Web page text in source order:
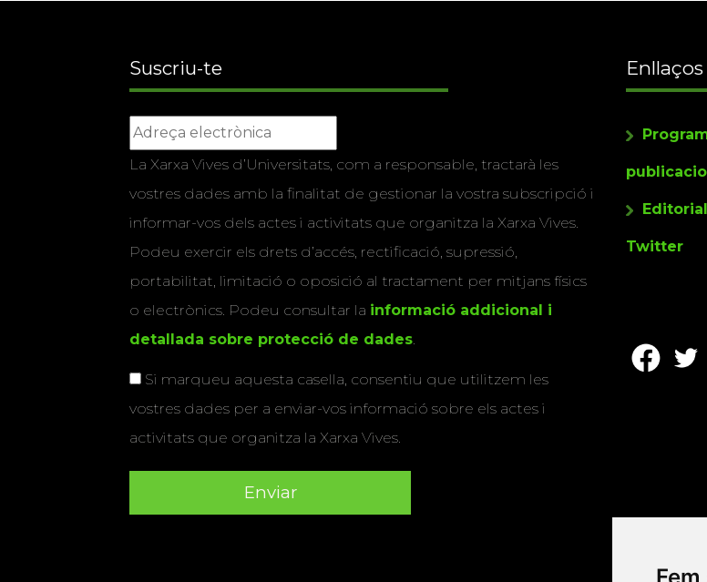
Suscriu-te
La Xarxa Vives d’Universitats, com a responsable, tractarà les
vostres dades amb la finalitat de gestionar la vostra subscripció i
informar-vos dels actes i activitats que organitza la Xarxa Vives.
Podeu exercir els drets d’accés, rectificació, supressió,
portabilitat, limitació o oposició al tractament per mitjans físics
o electrònics. Podeu consultar la informació addicional i
detallada sobre protecció de dades
Si marqueu aquesta casella, consentiu que utilitzem les
vostres dades per a enviar-vos informació sobre els actes i
activitats que organitza la Xarxa Vives.
Enllaços
Twitter